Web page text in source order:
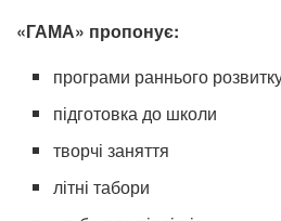
«ГАМА» пропонує:
програми раннього
підготовка до школи
творчі заняття
літні табори